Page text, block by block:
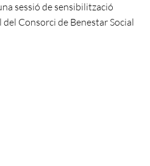
sessió de sensibilització
Consorci de Benestar Social